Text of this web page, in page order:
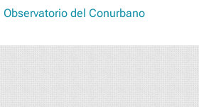
del Conurbano